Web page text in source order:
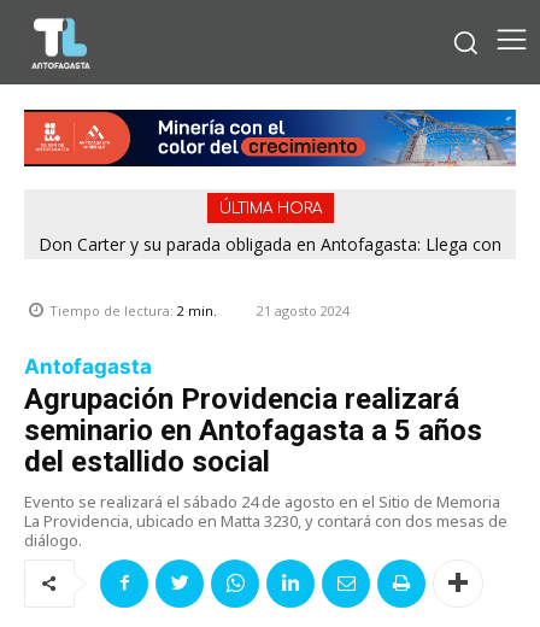
ÚLTIMA HORA
Don Carter y su parada obligada en Antofagasta: Llega con
Tiempo de lectura: 2 min. 21 agosto 2024
Antofagasta
Agrupación Providencia realizará
seminario en Antofagasta a 5 años
del estallido social
Evento se realizará el sábado 24 de agosto en el Sitio de Memoria
La Providencia, ubicado en Matta 3230, y contará con dos mesas de
diálogo.